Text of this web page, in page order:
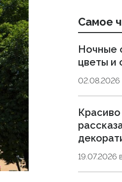
Самое
Ночные
цветы и
02.08.2026
19.07.2026